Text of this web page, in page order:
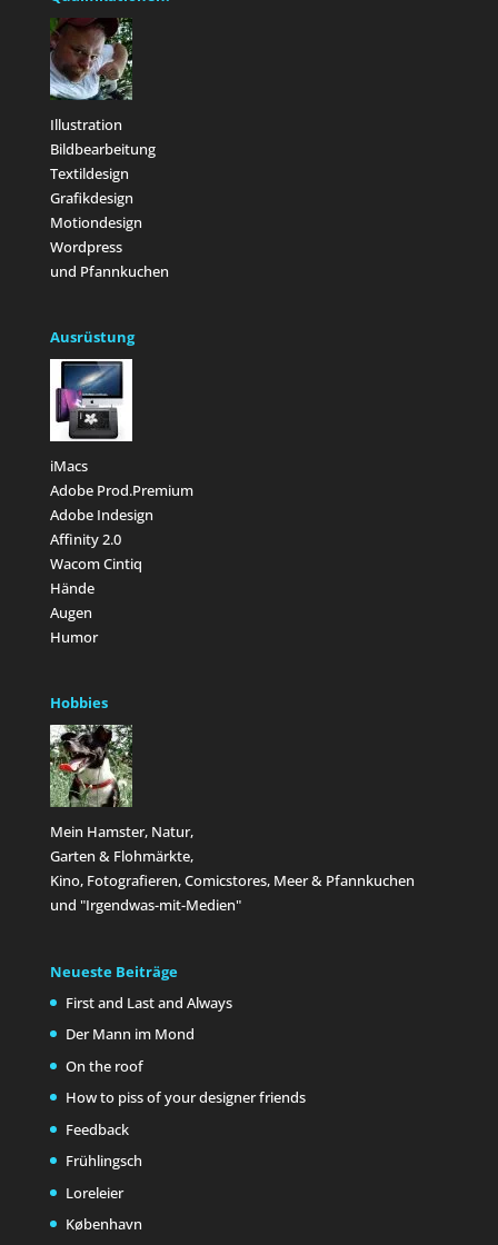
Illustration
Bildbearbeitung
Textildesign
Grafikdesign
Motiondesign
Wordpress
und Pfannkuchen
Ausrüstung
iMacs
Adobe Prod.Premium
Adobe Indesign
Affinity 2.0
Wacom Cintiq
Hände
Augen
Humor
Hobbies
Mein Hamster, Natur,
Garten & Flohmärkte,
Kino, Fotografieren, Comicstores, Meer & Pfannkuchen
und "Irgendwas-mit-Medien"
Neueste Beiträge
First and Last and Always
Der Mann im Mond
On the roof
How to piss of your designer friends
Feedback
Frühlingsch
Loreleier
København